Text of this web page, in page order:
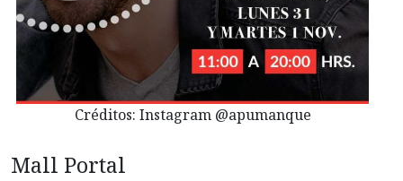
Créditos: Instagram @apumanque
Mall Portal